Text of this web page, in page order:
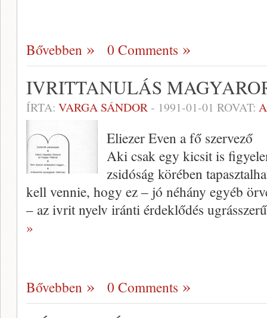
Bővebben 0 Comments
IVRITTANULÁS
ÍRTA: VARGA SÁNDOR- 1991-01-01 ROVAT:
Eliezer Even a fő szervező
Aki csak egy kicsit is
zsidóság kö­rében
kell vennie, hogy ez – jó néhány egyéb
– az ivrit nyelv iránti érdeklődés
»
Bővebben 0 Comments